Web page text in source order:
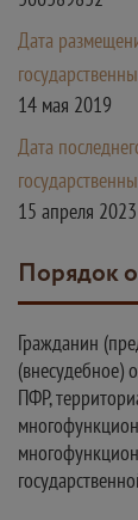
Дата
14 мая 2019
Дата
15 апреля 2023
Порядок
Гражданин
(внесудебное)
ПФР,